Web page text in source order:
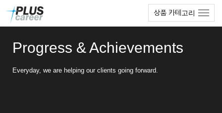
상품 카테고리
Progress & Achievements
Everyday, we are helping our clients going forward.